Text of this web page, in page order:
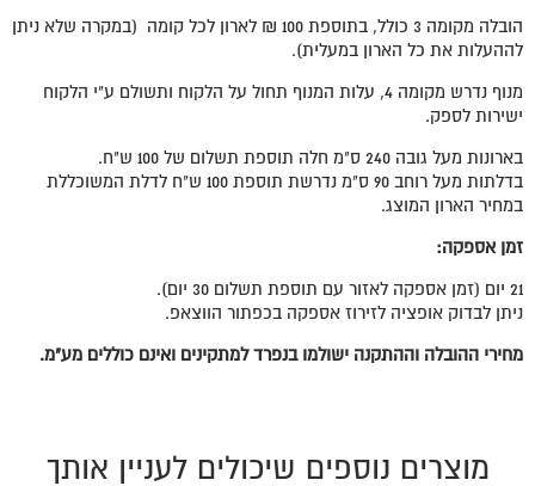
הובלה מקומה 3 כולל, בתוספת 100 ₪ לארון לכל קומה (במקרה שלא ניתן
לההעלות את כל הארון במעלית).
מנוף נדרש מקומה 4, עלות המנוף תחול על הלקוח ותשולם ע"י הלקוח
ישירות לספק.
בארונות מעל גובה 240 ס"מ חלה תוספת תשלום של 100 ש"ח.
בדלתות מעל רוחב 90 ס"מ נדרשת תוספת 100 ש"ח לדלת המשוכללת
במחיר הארון המוצג.
זמן אספקה:
21 יום (זמן אספקה לאזור עם תוספת תשלום 30 יום).
ניתן לבדוק אופציה לזירוז אספקה בכפתור הווצאפ.
מחירי ההובלה וההתקנה ישולמו בנפרד למתקינים ואינם כוללים מע"מ.
מוצרים נוספים שיכולים לעניין אותך